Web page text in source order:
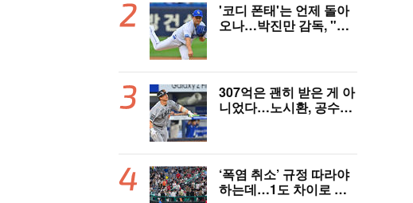
'코디 폰태'는 언제 돌아
오나…박진만 감독, "최
307억은 괜히 받은 게 아
니었다…노시환, 공수주
‘폭염 취소’ 규정 따라야
하는데…1도 차이로 관